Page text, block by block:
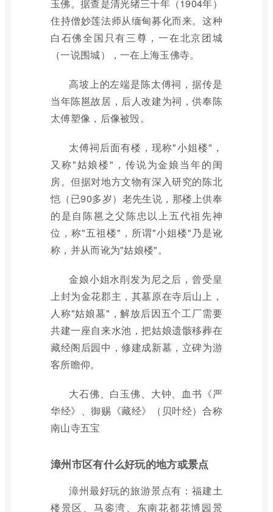
玉佛。据查是清光绪三十年（1904年）
住持僧妙莲法师从缅甸募化而来。这种
白石佛全国只有三尊，一在北京团城
（一说围城），一在上海玉佛寺。
高坡上的左端是陈太傅祠，据传是
当年陈邕故居，后人改建为祠，供奉陈
太傅塑像，后像被毁。
太傅祠后面有楼，现称"小姐楼"，
又称"姑娘楼"，传说为金娘当年的闺
房。但据对地方文物有深入研究的陈北
恺（已90多岁）老先生说，那楼上供奉
的是自陈邕之父陈忠以上五代祖先神
位，称"五祖楼"，所谓"小姐楼"乃是讹
称，并从而讹为"姑娘楼"。
金娘小姐水削发为尼之后，曾受皇
上封为金花郡主，其墓原在寺后山上，
人称"姑娘墓"，解放后因五个工厂需要
共建一座自来水池，把姑娘遗骸移葬在
藏经阁后园中，修建成新墓，立碑为游
客所瞻仰。
大石佛、白玉佛、大钟、血书《严
华经》、御赐《藏经》（贝叶经）合称
南山寺五宝
漳州市区有什么好玩的地方或景点
漳州最好玩的旅游景点有：福建土
楼景区、马銮湾、东南花都花博园景